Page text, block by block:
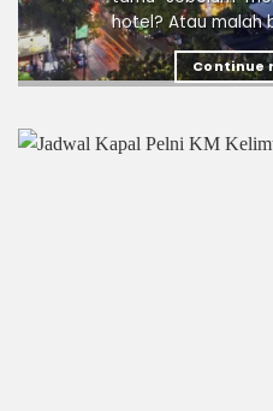
hotel? Atau malah
Continue